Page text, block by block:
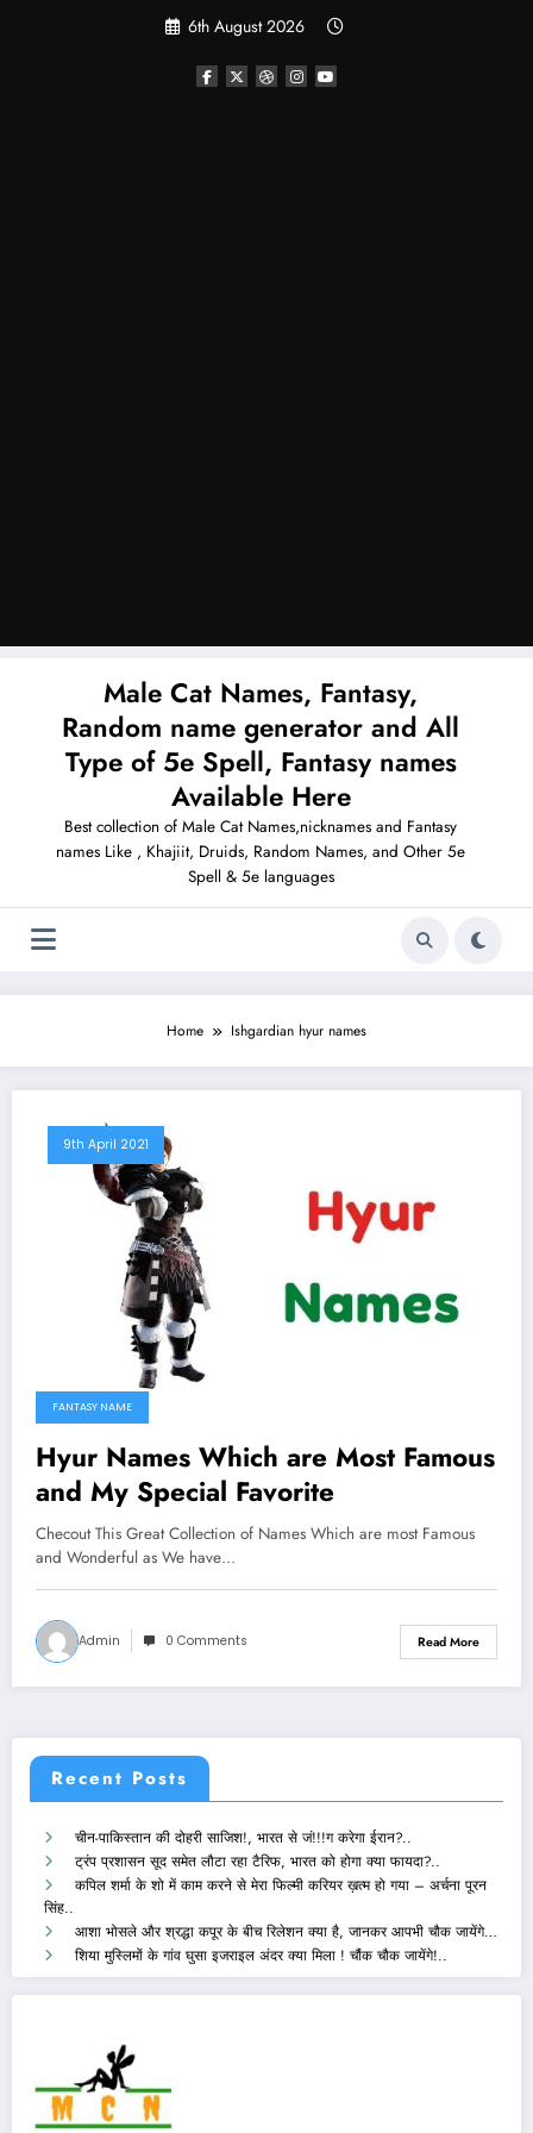
6th August 2026
Male Cat Names, Fantasy,
Random name generator and All
Type of 5e Spell, Fantasy names
Available Here
Best collection of Male Cat Names,nicknames and Fantasy
names Like , Khajiit, Druids, Random Names, and Other 5e
Spell & 5e languages
Home Ishgardian hyur names
9th April 2021
FANTASY NAME
Hyur Names Which are Most Famous
and My Special Favorite
Checout This Great Collection of Names Which are most Famous
and Wonderful as We have…
Admin 0 Comments Read More
Recent Posts
चीन-पाकिस्तान की दोहरी साजिश!, भारत से जं!!!ग करेगा ईरान?..
ट्रंप प्रशासन सूद समेत लौटा रहा टैरिफ, भारत को होगा क्या फायदा?..
कपिल शर्मा के शो में काम करने से मेरा फिल्मी करियर ख़त्म हो गया – अर्चना पूरन
सिंह..
आशा भोसले और श्रद्धा कपूर के बीच रिलेशन क्या है, जानकर आपभी चौक जायेंगे…
शिया मुस्लिमों के गांव घुसा इजराइल अंदर क्या मिला ! चौंक चौक जायेंगे!..